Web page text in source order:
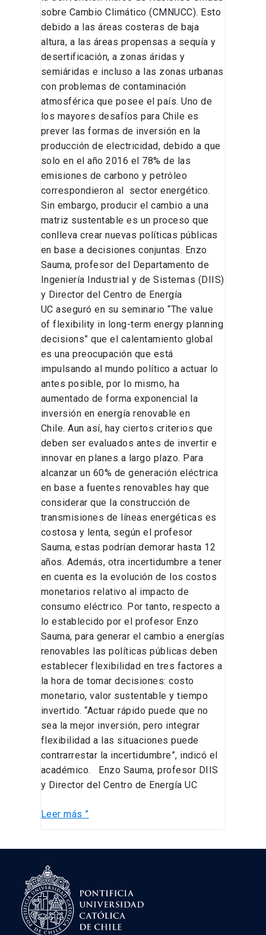
sobre Cambio Climático (CMNUCC). Esto
debido a las áreas costeras de baja
altura, a las áreas propensas a sequía y
desertificación, a zonas áridas y
semiáridas e incluso a las zonas urbanas
con problemas de contaminación
atmosférica que posee el país. Uno de
los mayores desafíos para Chile es
prever las formas de inversión en la
producción de electricidad, debido a que
solo en el año 2016 el 78% de las
emisiones de carbono y petróleo
correspondieron al sector energético.
Sin embargo, producir el cambio a una
matriz sustentable es un proceso que
conlleva crear nuevas políticas públicas
en base a decisiones conjuntas. Enzo
Sauma, profesor del Departamento de
Ingeniería Industrial y de Sistemas (DIIS)
y Director del Centro de Energía
UC aseguró en su seminario “The value
of flexibility in long-term energy planning
decisions” que el calentamiento global
es una preocupación que está
impulsando al mundo político a actuar lo
antes posible, por lo mismo, ha
aumentado de forma exponencial la
inversión en energía renovable en
Chile. Aun así, hay ciertos criterios que
deben ser evaluados antes de invertir e
innovar en planes a largo plazo. Para
alcanzar un 60% de generación eléctrica
en base a fuentes renovables hay que
considerar que la construcción de
transmisiones de líneas energéticas es
costosa y lenta, según el profesor
Sauma, estas podrían demorar hasta 12
años. Además, otra incertidumbre a tener
en cuenta es la evolución de los costos
monetarios relativo al impacto de
consumo eléctrico. Por tanto, respecto a
lo establecido por el profesor Enzo
Sauma, para generar el cambio a energías
renovables las políticas públicas deben
establecer flexibilidad en tres factores a
la hora de tomar decisiones: costo
monetario, valor sustentable y tiempo
invertido. “Actuar rápido puede que no
sea la mejor inversión, pero integrar
flexibilidad a las situaciones puede
contrarrestar la incertidumbre”, indicó el
académico. Enzo Sauma, profesor DIIS
y Director del Centro de Energía UC
Leer más ”